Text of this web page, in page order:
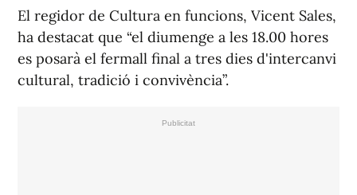
El regidor de Cultura en funcions, Vicent Sales,
ha destacat que “el diumenge a les 18.00 hores
es posarà el fermall final a tres dies d'intercanvi
cultural, tradició i convivència”.